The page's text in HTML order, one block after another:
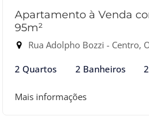
Apartamento à Venda
95m²
Rua Adolpho Bozzi - Centro,
2 Quartos 2 Banheiros
Mais informações